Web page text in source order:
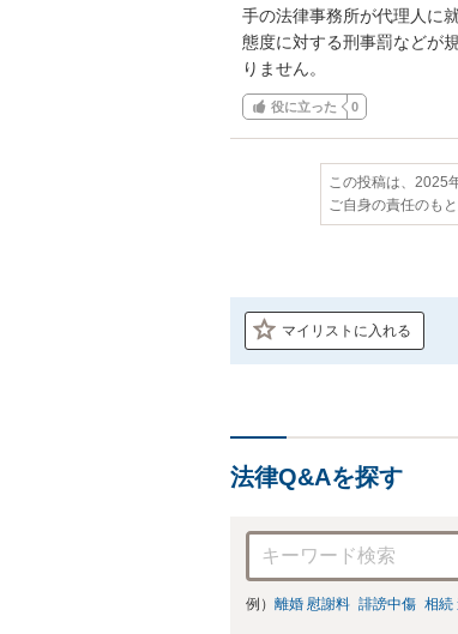
手の法律事務所が代理人に
態度に対する刑事罰などが
りません。
役に立った 0
この投稿は、2025
ご自身の責任のも
マイリストに入れる
法律Q&Aを探す
例） 離婚 慰謝料 誹謗中傷 相続